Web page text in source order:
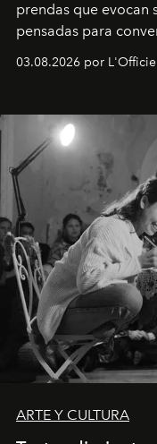
prendas que evocan
pensadas para
Disponible en Chile
03.08.2026 por
ARTE Y CULTURA